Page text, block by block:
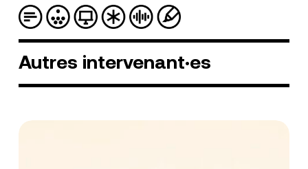
Autres intervenant·es
Oxmo